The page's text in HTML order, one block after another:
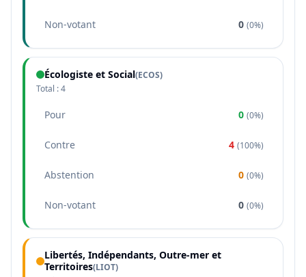
Non-votant 0 (0%)
Écologiste et Social(ECOS)
Total :4
Pour 0 (0%)
Contre 4 (100%)
Abstention 0 (0%)
Non-votant 0 (0%)
Libertés, Indépendants, Outre-mer et
Territoires(LIOT)